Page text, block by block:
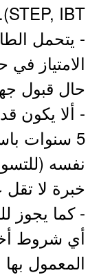
STEP, IBT).
- يتحمل
الامتياز
حال قبول
- ألا يكون
5 سنوات
نفسه
خبرة لا
- كما يجوز
أي شروط
المعمول بها